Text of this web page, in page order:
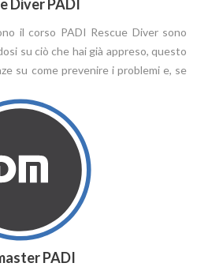
Diver PADI
il corso PADI Rescue Diver sono
su ciò che hai già appreso, questo
su come prevenire i problemi e, se
PADI